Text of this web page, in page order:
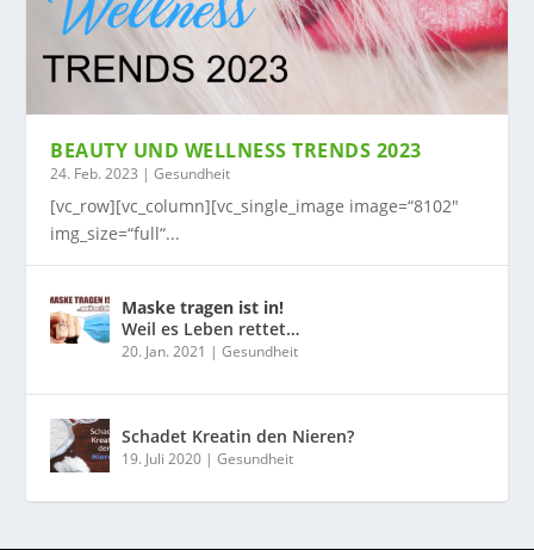
BEAUTY UND WELLNESS TRENDS 2023
24. Feb. 2023 |Gesundheit
[vc_row][vc_column][vc_single_image image=“8102″
img_size=“full“...
Maske tragen ist in!
Weil es Leben rettet…
20. Jan. 2021 |Gesundheit
Schadet Kreatin den Nieren?
19. Juli 2020 |Gesundheit